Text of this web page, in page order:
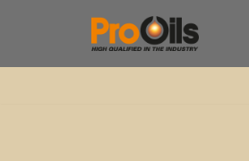
naar